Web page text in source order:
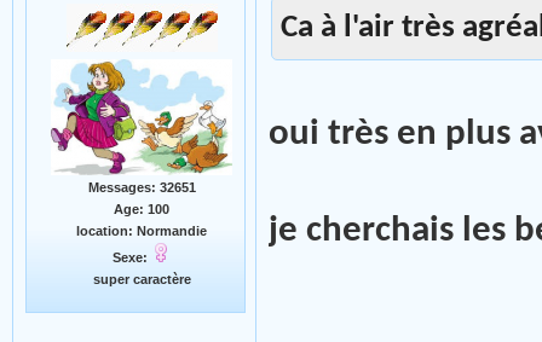
Messages: 32651
Age: 100
location: Normandie
Sexe:
super caractère
Ca à l'air très
oui très en plus
je cherchais les